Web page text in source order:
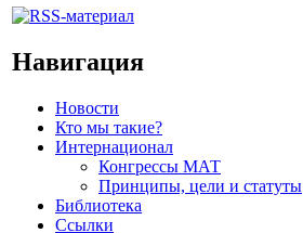
Навигация
Новости
Кто мы такие?
Интернационал
Конгрессы МАТ
Принципы, цели и статуты
Библиотека
Ссылки